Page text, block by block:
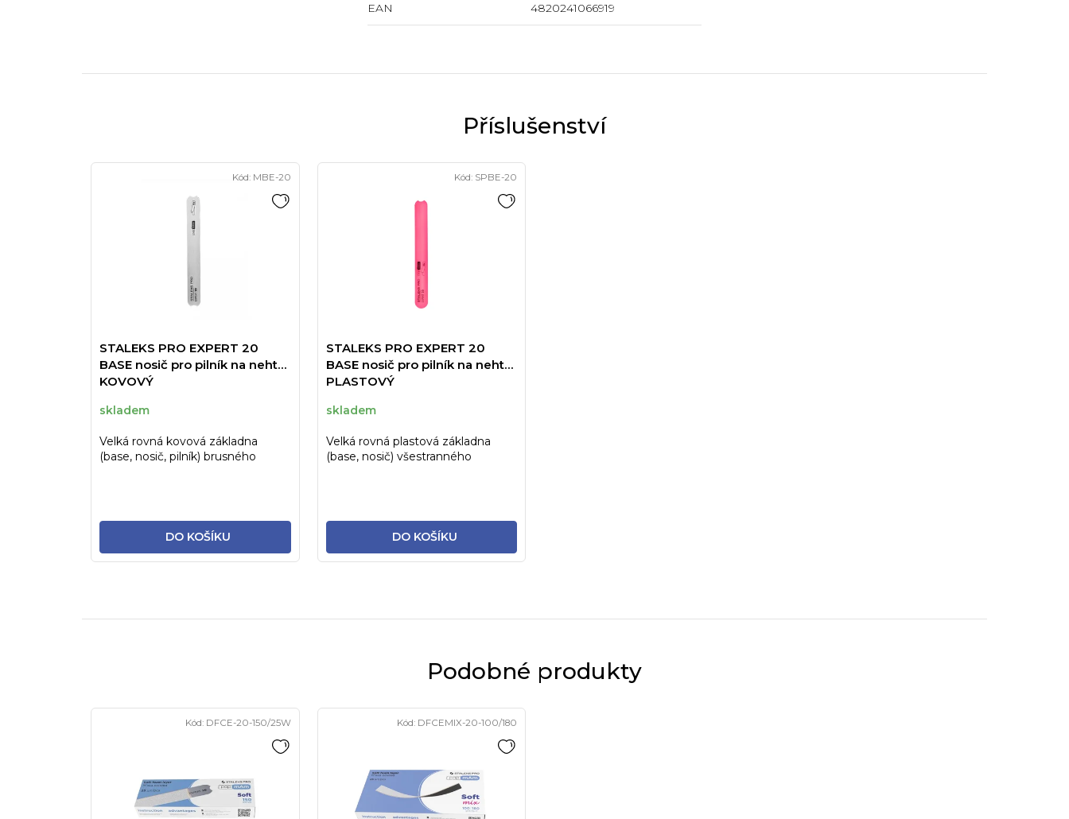
EAN 4820241066919
STALEKS PRO EXPERT 20
BASE nosič pro pilník na nehty
KOVOVÝ
skladem
DO KOŠÍKU
Velká rovná kovová základna
(base, nosič, pilník) brusného
Kód: MBE-20
STALEKS PRO EXPERT 20
BASE nosič pro pilník na nehty
PLASTOVÝ
skladem
DO KOŠÍKU
Velká rovná plastová základna
(base, nosič) všestranného
Kód: SPBE-20
Podobné produkty
Kód: DFCE-20-150/25W Kód: DFCEMIX-20-100/180